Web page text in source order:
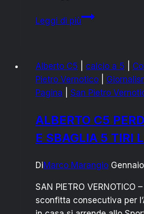
Leggi di piùBIBLIOTECA
L’AUTRICE
ADRIANA
CAVALLO
Alberto C5 calcio a 5
Pietro Vernotico
Pagina
San Pietro
ALBERTO C5
E SBAGLIA 5 TIRI
DiMarco Marangio
SAN PIETRO VERNOTICO
sconfitta consecutiva per